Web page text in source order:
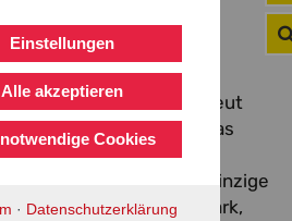
Einstellungen
Alle akzeptieren
Cookies
· Datenschutzerklärung
Sportlerinnen und
und dem
denen ich eine
versprechen kann", freut
Mengesdorf auf das
der Corona-
deutschlandweit einzige
im Seepark,